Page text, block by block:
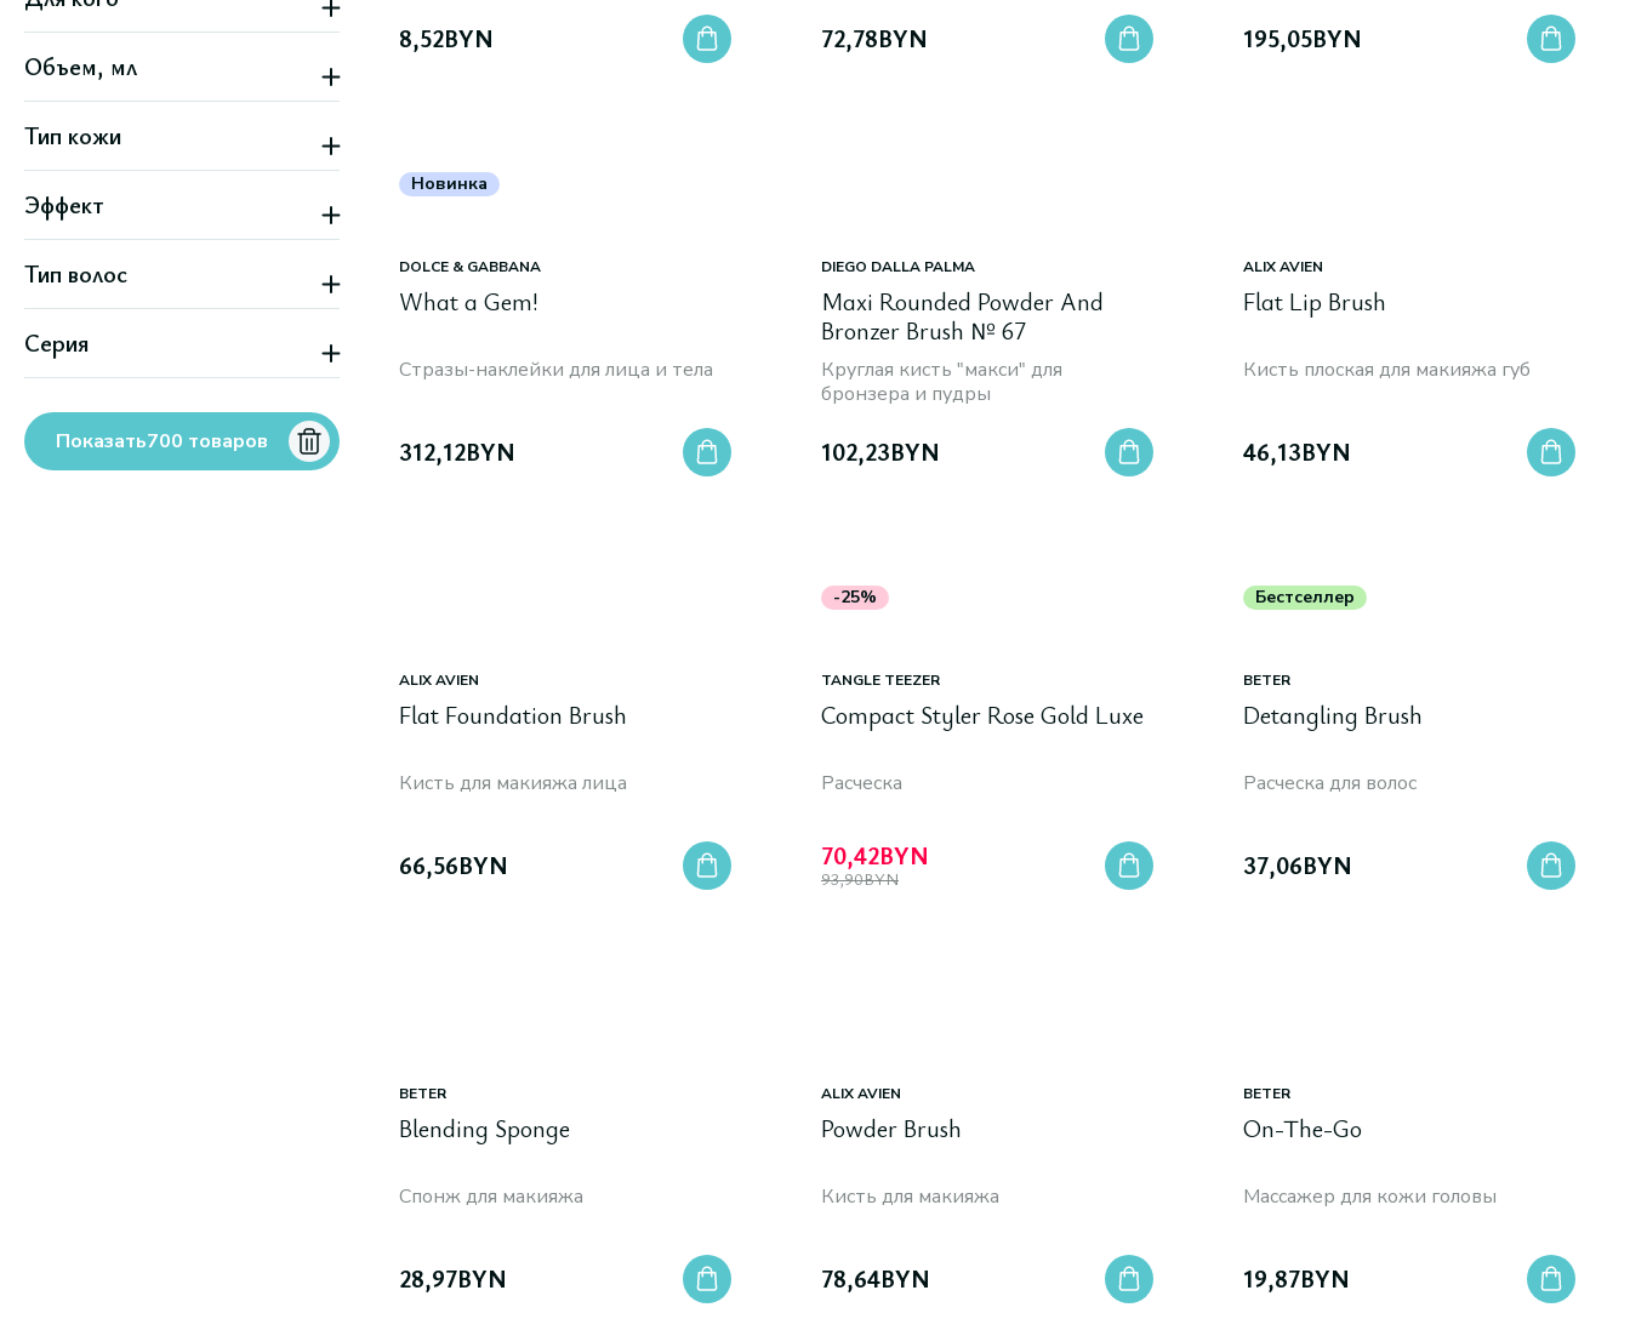
Детям
Женский
Объем, мл
Тип кожи
Все типы кожи
Эффект
Выпрямление
Гладкость
Очищение
Все варианты
Тип волос
Волнистые
Все типы волос
Вьющиеся
Кудрявые
Все варианты
Серия
Purify (Alma K)
Superbrush Small (Janeke)
Показать700 товаров
8,52BYN 72,78BYN 195,05BYN
Новинка
DOLCE & GABBANA
What a Gem!
Стразы-наклейки для лица и тела
312,12BYN
DIEGO DALLA PALMA
Maxi Rounded Powder And
Bronzer Brush № 67
Круглая кисть "макси" для
бронзера и пудры
102,23BYN
ALIX AVIEN
Flat Lip Brush
Кисть плоская для макияжа губ
46,13BYN
ALIX AVIEN
Flat Foundation Brush
Кисть для макияжа лица
66,56BYN
-25%
TANGLE TEEZER
Compact Styler Rose Gold Luxe
Расческа
70,42BYN
93,90BYN
Бестселлер
BETER
Detangling Brush
Расческа для волос
37,06BYN
BETER
Blending Sponge
Спонж для макияжа
28,97BYN
ALIX AVIEN
Powder Brush
Кисть для макияжа
78,64BYN
BETER
On-The-Go
Массажер для кожи головы
19,87BYN